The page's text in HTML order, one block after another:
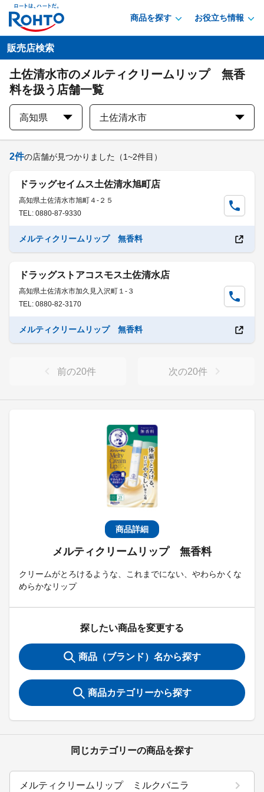
商品を探す お役立ち情報
販売店検索
土佐清水市のメルティクリームリップ 無香
料を扱う店舗一覧
高知県 土佐清水市
商品詳細
メルティクリームリップ 無香料
クリームがとろけるような、これまでにない、やわらかくな
めらかなリップ
探したい商品を変更する
商品（ブランド）名から探す
商品カテゴリーから探す
同じカテゴリーの商品を探す
メルティクリームリップ ミルクバニラ
2件の店舗が見つかりました （1~2件目）
ドラッグセイムス土佐清水旭町店
高知県土佐清水市旭町４-２５
TEL: 0880-87-9330
メルティクリームリップ 無香料
ドラッグストアコスモス土佐清水店
高知県土佐清水市加久見入沢町１-３
TEL: 0880-82-3170
メルティクリームリップ 無香料
前の20件 次の20件